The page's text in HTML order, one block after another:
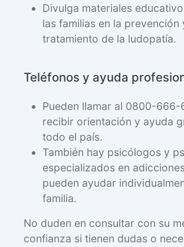
Divulga materiales
las familias en la prevención
tratamiento de la ludopatía.
Teléfonos y ayuda
Pueden llamar al 0800-
recibir orientación y ayuda
todo el país.
También hay psicólogos y
especializados en
pueden ayudar
familia.
No duden en consultar con su
confianza si tienen dudas o